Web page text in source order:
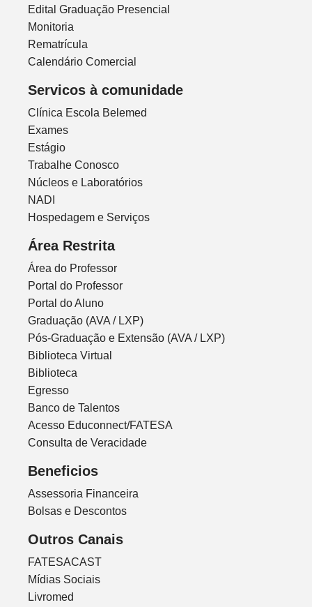
Edital Graduação Presencial
Monitoria
Rematrícula
Calendário Comercial
Servicos à comunidade
Clínica Escola Belemed
Exames
Estágio
Trabalhe Conosco
Núcleos e Laboratórios
NADI
Hospedagem e Serviços
Área Restrita
Área do Professor
Portal do Professor
Portal do Aluno
Graduação (AVA / LXP)
Pós-Graduação e Extensão (AVA / LXP)
Biblioteca Virtual
Biblioteca
Egresso
Banco de Talentos
Acesso Educonnect/FATESA
Consulta de Veracidade
Beneficios
Assessoria Financeira
Bolsas e Descontos
Outros Canais
FATESACAST
Mídias Sociais
Livromed